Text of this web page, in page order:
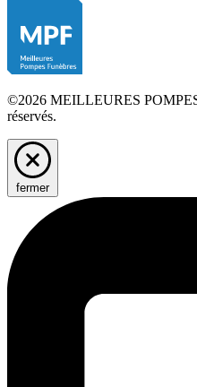
©2026 MEILLEURES
réservés.
fermer